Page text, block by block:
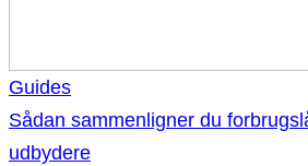
Guides
Sådan sammenligner du
udbydere